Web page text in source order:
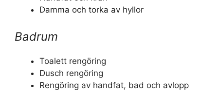
Damma och torka av hyllor
Badrum
Toalett rengöring
Dusch rengöring
Rengöring av handfat, bad och avlopp